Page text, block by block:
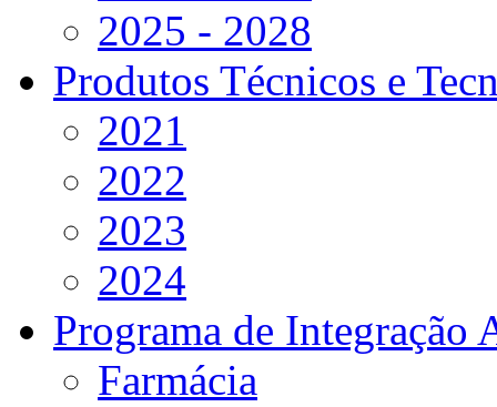
2025 - 2028
Produtos Técnicos e
2021
2022
2023
2024
Programa de Integração
Farmácia